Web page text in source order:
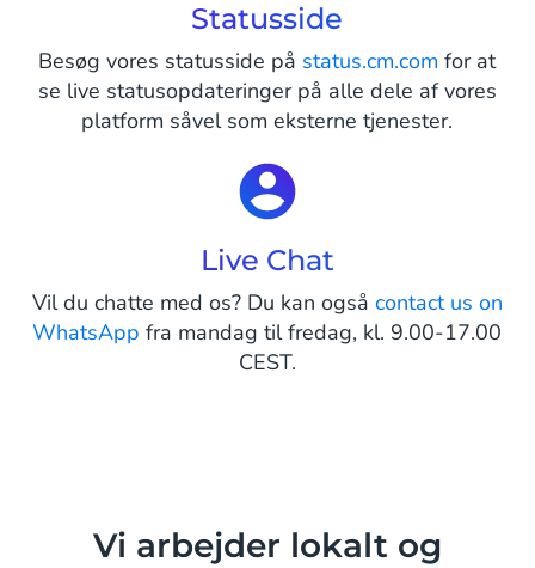
Statusside
Besøg vores statusside på status.cm.com for at
se live statusopdateringer på alle dele af vores
platform såvel som eksterne tjenester.
Live Chat
Vil du chatte med os? Du kan også contact us on
WhatsApp fra mandag til fredag, kl. 9.00-17.00
CEST.
Vi arbejder lokalt og